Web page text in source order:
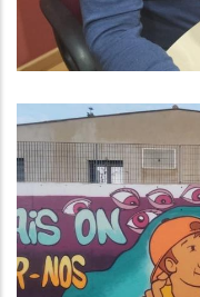
Èxit
Una Aposta